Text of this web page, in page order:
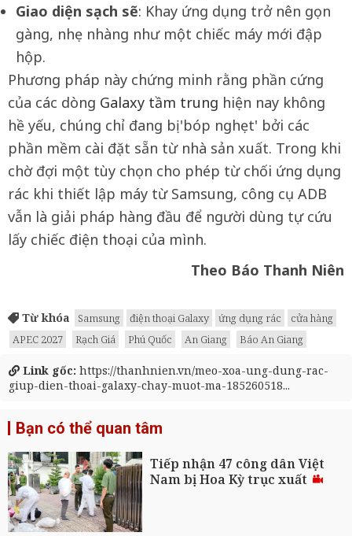
Giao diện sạch sẽ: Khay ứng dụng trở nên gọn
gàng, nhẹ nhàng như một chiếc máy mới đập
hộp.
Phương pháp này chứng minh rằng phần cứng
của các dòng Galaxy tầm trung hiện nay không
hề yếu, chúng chỉ đang bị 'bóp nghẹt' bởi các
phần mềm cài đặt sẵn từ nhà sản xuất. Trong khi
chờ đợi một tùy chọn cho phép từ chối ứng dụng
rác khi thiết lập máy từ Samsung, công cụ ADB
vẫn là giải pháp hàng đầu để người dùng tự cứu
lấy chiếc điện thoại của mình.
Theo Báo Thanh Niên
Từ khóa Samsung điện thoại Galaxy ứng dụng rác
cửa hàng
APEC 2027
Rạch Giá Phú Quốc An Giang Báo An Giang
Link gốc: https://thanhnien.vn/meo-xoa-ung-dung-rac-
giup-dien-thoai-galaxy-chay-muot-ma-185260518...
Bạn có thể quan tâm
Tiếp nhận 47 công dân Việt
Nam bị Hoa Kỳ trục xuất